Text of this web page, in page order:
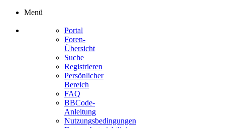
Menü
Portal
Foren-
Übersicht
Suche
Registrieren
Persönlicher
Bereich
FAQ
BBCode-
Anleitung
Nutzungsbedingungen